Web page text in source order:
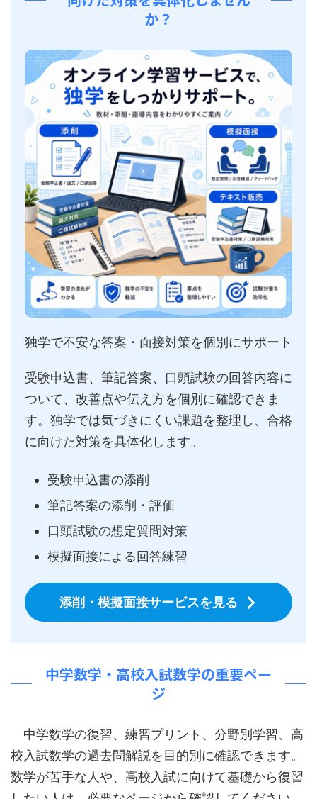
か？
独学で不安な答案・面接対策を個別にサポート
受験申込書、筆記答案、口頭試験の回答内容に
ついて、改善点や伝え方を個別に確認できま
す。独学では気づきにくい課題を整理し、合格
に向けた対策を具体化します。
受験申込書の添削
筆記答案の添削・評価
口頭試験の想定質問対策
模擬面接による回答練習
添削・模擬面接サービスを見る
中学数学・高校入試数学の重要ペー
ジ
中学数学の復習、練習プリント、分野別学習、高
校入試数学の過去問解説を目的別に確認できます。
数学が苦手な人や、高校入試に向けて基礎から復習